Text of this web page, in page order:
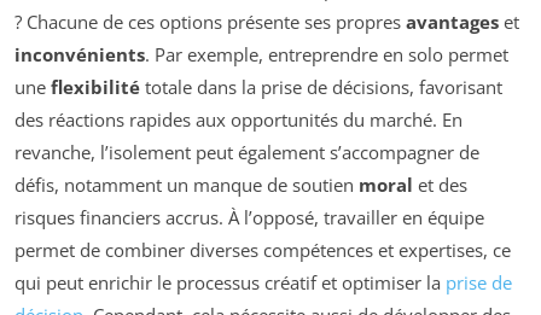
? Chacune de ces options présente ses propres avantages et
inconvénients. Par exemple, entreprendre en solo permet
une flexibilité totale dans la prise de décisions, favorisant
des réactions rapides aux opportunités du marché. En
revanche, l’isolement peut également s’accompagner de
défis, notamment un manque de soutien moral et des
risques financiers accrus. À l’opposé, travailler en équipe
permet de combiner diverses compétences et expertises, ce
qui peut enrichir le processus créatif et optimiser la prise de